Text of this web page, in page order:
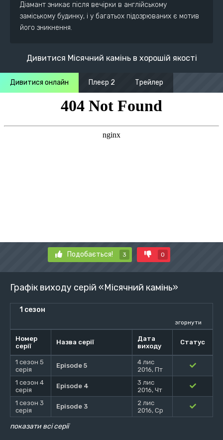
Діамант зникає після вечірки в англійському
заміському будинку, і у багатьох підозрюваних є мотив
його зникнення.
Дивитися Місячний камінь в хорошій якості
Дивитися онлайн Плеєр 2 Трейлер
Подобається! 3 0
Графік виходу серій «Місячний камінь»
1 сезон
згорнути
Номер
серії
Назва серії
Дата
виходу
Статус
1 сезон 5
серія
Episode 5
4 лис
2016, Пт
1 сезон 4
серія
Episode 4
3 лис
2016, Чт
1 сезон 3
серія
Episode 3
2 лис
2016, Ср
показати всі серії